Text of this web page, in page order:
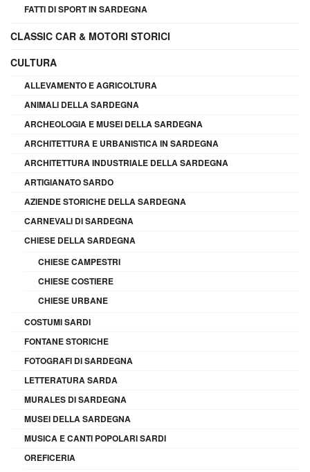
FATTI DI SPORT IN SARDEGNA
CLASSIC CAR & MOTORI STORICI
CULTURA
ALLEVAMENTO E AGRICOLTURA
ANIMALI DELLA SARDEGNA
ARCHEOLOGIA E MUSEI DELLA SARDEGNA
ARCHITETTURA E URBANISTICA IN SARDEGNA
ARCHITETTURA INDUSTRIALE DELLA SARDEGNA
ARTIGIANATO SARDO
AZIENDE STORICHE DELLA SARDEGNA
CARNEVALI DI SARDEGNA
CHIESE DELLA SARDEGNA
CHIESE CAMPESTRI
CHIESE COSTIERE
CHIESE URBANE
COSTUMI SARDI
FONTANE STORICHE
FOTOGRAFI DI SARDEGNA
LETTERATURA SARDA
MURALES DI SARDEGNA
MUSEI DELLA SARDEGNA
MUSICA E CANTI POPOLARI SARDI
OREFICERIA